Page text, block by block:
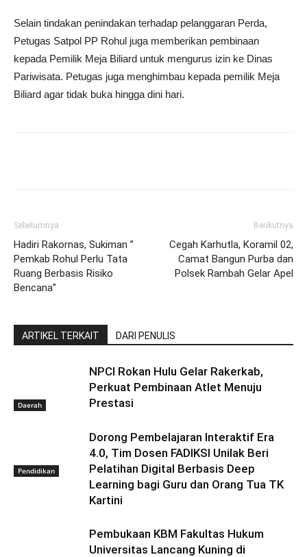
Selain tindakan penindakan terhadap pelanggaran Perda,
Petugas Satpol PP Rohul juga memberikan pembinaan
kepada Pemilik Meja Biliard untuk mengurus izin ke Dinas
Pariwisata. Petugas juga menghimbau kepada pemilik Meja
Biliard agar tidak buka hingga dini hari.
Sebelumnya
Hadiri Rakornas, Sukiman ”
Pemkab Rohul Perlu Tata
Ruang Berbasis Risiko
Bencana”
Berikutnya
Cegah Karhutla, Koramil 02,
Camat Bangun Purba dan
Polsek Rambah Gelar Apel
ARTIKEL TERKAIT DARI PENULIS
Daerah
NPCI Rokan Hulu Gelar Rakerkab,
Perkuat Pembinaan Atlet Menuju
Prestasi
Pendidikan
Dorong Pembelajaran Interaktif Era
4.0, Tim Dosen FADIKSI Unilak Beri
Pelatihan Digital Berbasis Deep
Learning bagi Guru dan Orang Tua TK
Kartini
Pembukaan KBM Fakultas Hukum
Universitas Lancang Kuning di